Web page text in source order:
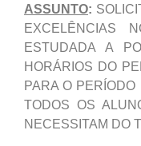
ASSUNTO:
EXCELÊNCIAS
ESTUDADA A
HORÁRIOS DO
PARA O
TODOS OS
NECESSITAM DO